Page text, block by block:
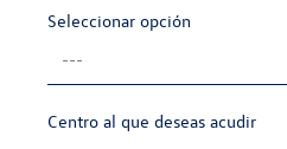
Seleccionar opción
Centro al que deseas acudir